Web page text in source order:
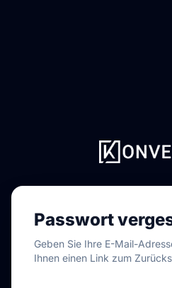
Passwort
Geben Sie Ihre E-Mail-
Ihnen einen Link zum